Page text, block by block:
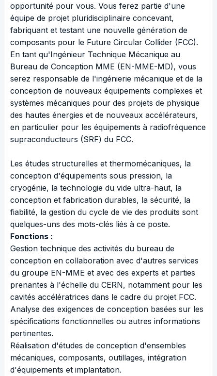
opportunité pour vous. Vous ferez partie d'une
équipe de projet pluridisciplinaire concevant,
fabriquant et testant une nouvelle génération de
composants pour le Future Circular Collider (FCC).
En tant qu'Ingénieur Technique Mécanique au
Bureau de Conception MME (EN-MME-MD), vous
serez responsable de l'ingénierie mécanique et de la
conception de nouveaux équipements complexes et
systèmes mécaniques pour des projets de physique
des hautes énergies et de nouveaux accélérateurs,
en particulier pour les équipements à radiofréquence
supraconducteurs (SRF) du FCC.
Les études structurelles et thermomécaniques, la
conception d'équipements sous pression, la
cryogénie, la technologie du vide ultra-haut, la
conception et fabrication durables, la sécurité, la
fiabilité, la gestion du cycle de vie des produits sont
quelques-uns des mots-clés liés à ce poste.
Fonctions :
Gestion technique des activités du bureau de
conception en collaboration avec d'autres services
du groupe EN-MME et avec des experts et parties
prenantes à l'échelle du CERN, notamment pour les
cavités accélératrices dans le cadre du projet FCC.
Analyse des exigences de conception basées sur les
spécifications fonctionnelles ou autres informations
pertinentes.
Réalisation d'études de conception d'ensembles
mécaniques, composants, outillages, intégration
d'équipements et implantation.